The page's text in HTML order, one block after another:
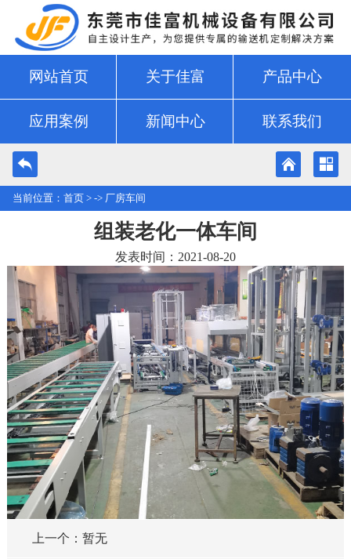
网站首页 关于佳富 产品中心
应用案例 新闻中心 联系我们
当前位置： 首页 > -> 厂房车间
组装老化一体车间
发表时间：2021-08-20
上一个：暂无